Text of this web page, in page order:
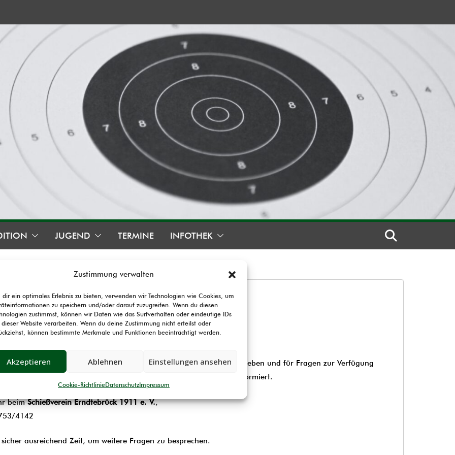
Zustimmung verwalten
dir ein optimales Erlebnis zu bieten, verwenden wir Technologien wie Cookies, um
zu speichern und/oder darauf zuzugreifen. Wenn du diesen
zustimmst, können wir Daten wie das Surfverhalten oder eindeutige IDs
Website verarbeiten. Wenn du deine Zustimmung nicht erteilst oder
können bestimmte Merkmale und Funktionen beeinträchtigt werden.
Akzeptieren Ablehnen Einstellungen ansehen
Cookie-RichtlinieDatenschutzImpressum
JUGEND TERMINE INFOTHEK
des Versicherungsbüros der Sporthilfe wertvolle Informationen geben und für Fragen zur Verfügung
Eckpunkte für die Umstellung auf
informiert.
beimSchießverein Erndtebrück 1911 e. V.,
4142
ausreichend Zeit, um weitere Fragen zu besprechen.